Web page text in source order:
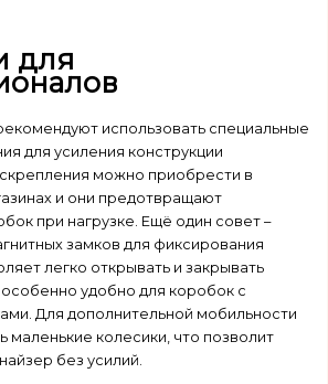
для
использовать специальные
для усиления конструкции
можно приобрести в
и они предотвращают
при нагрузке. Ещё один совет –
замков для фиксирования
легко открывать и закрывать
удобно для коробок с
Для дополнительной мобильности
маленькие колесики, что позволит
без усилий.